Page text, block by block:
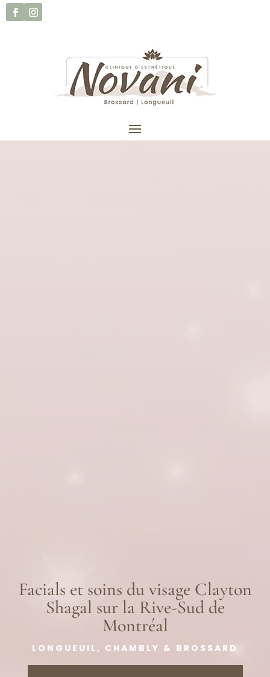
Facials et soins du visage Clayton
Shagal sur la Rive-Sud de
Montréal
LONGUEUIL, CHAMBLY & BROSSARD